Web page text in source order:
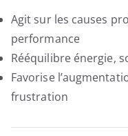
Agit sur les causes
performance
Rééquilibre énergie,
Favorise
frustration